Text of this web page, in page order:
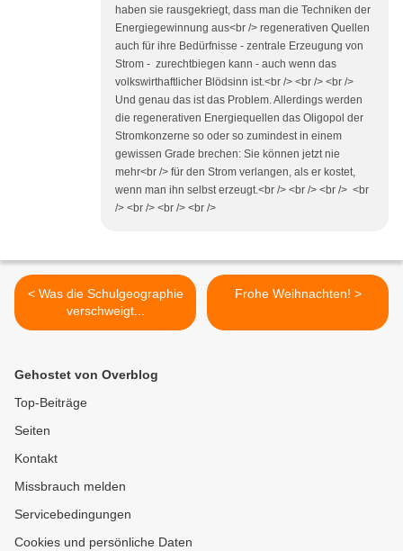
haben sie rausgekriegt, dass man die Techniken der
Energiegewinnung aus<br /> regenerativen Quellen
auch für ihre Bedürfnisse - zentrale Erzeugung von
Strom - zurechtbiegen kann - auch wenn das
volkswirthaftlicher Blödsinn ist.<br /> <br /> <br />
Und genau das ist das Problem. Allerdings werden
die regenerativen Energiequellen das Oligopol der
Stromkonzerne so oder so zumindest in einem
gewissen Grade brechen: Sie können jetzt nie
mehr<br /> für den Strom verlangen, als er kostet,
wenn man ihn selbst erzeugt.<br /> <br /> <br /> <br
/> <br /> <br /> <br />
< Was die Schulgeographie
verschweigt...
Frohe Weihnachten! >
Gehostet von Overblog
Top-Beiträge
Seiten
Kontakt
Missbrauch melden
Servicebedingungen
Cookies und persönliche Daten